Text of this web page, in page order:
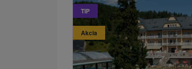
TIP
Akcia